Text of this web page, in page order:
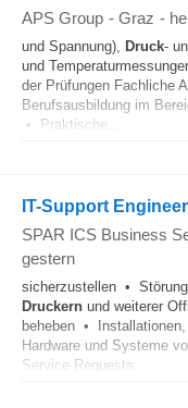
APS Group - Graz -
und Spannung), Druck-
und
der Prüfungen Fachliche
Berufsausbildung im
• Praktische...
IT-Support
SPAR ICS Business
gestern
sicherzustellen •
Druckern und weiterer
beheben •
Hardware und Systeme
Service Requests...